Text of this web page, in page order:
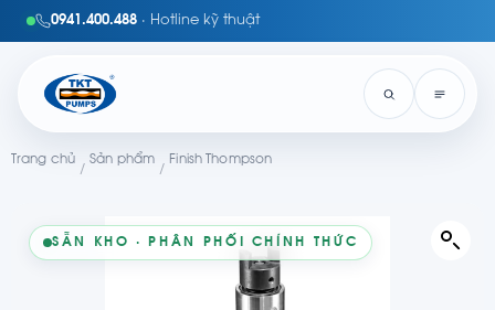
0941.400.488 · Hotline kỹ thuật
Trang chủ
/
Sản phẩm
/
Finish Thompson
SẴN KHO · PHÂN PHỐI CHÍNH THỨC